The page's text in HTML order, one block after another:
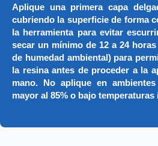
Aplique una primera capa
cubriendo la superficie de forma
la herramienta para evitar
secar un mínimo de 12 a 24
de humedad ambiental) para
la resina antes de proceder a la
mano. No aplique en
mayor al 85% o bajo temperaturas